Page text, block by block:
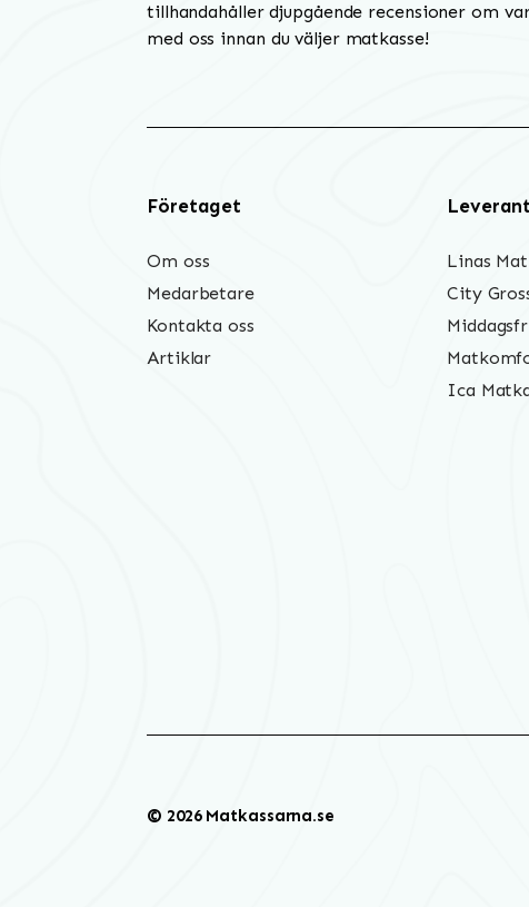
tillhandahåller djupgående recensioner om
med oss innan du väljer matkasse!
Företaget
Om oss
Medarbetare
Kontakta oss
Artiklar
Linas
City
Ica
© 2026 Matkassarna.se